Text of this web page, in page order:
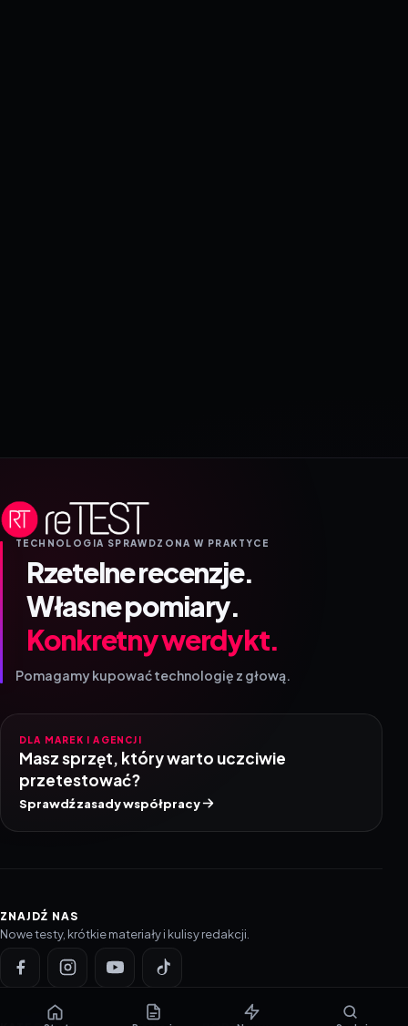
TECHNOLOGIA SPRAWDZONA W PRAKTYCE
Rzetelne recenzje.
Własne pomiary.
Konkretny werdykt.
Pomagamy kupować technologię z głową.
DLA MAREK I AGENCJI
Masz sprzęt, który warto uczciwie
przetestować?
Sprawdź zasady współpracy
ZNAJDŹ NAS
Nowe testy, krótkie materiały i kulisy redakcji.